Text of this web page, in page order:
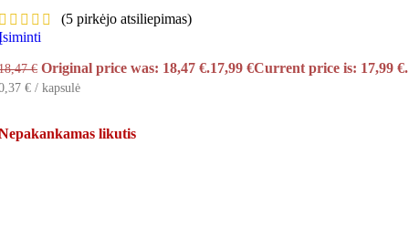
(5 pirkėjo atsiliepimas)
€ Original price was: 18,47 €.17,99 €Current price is: 17,99 €.
€ / kapsulė
likutis